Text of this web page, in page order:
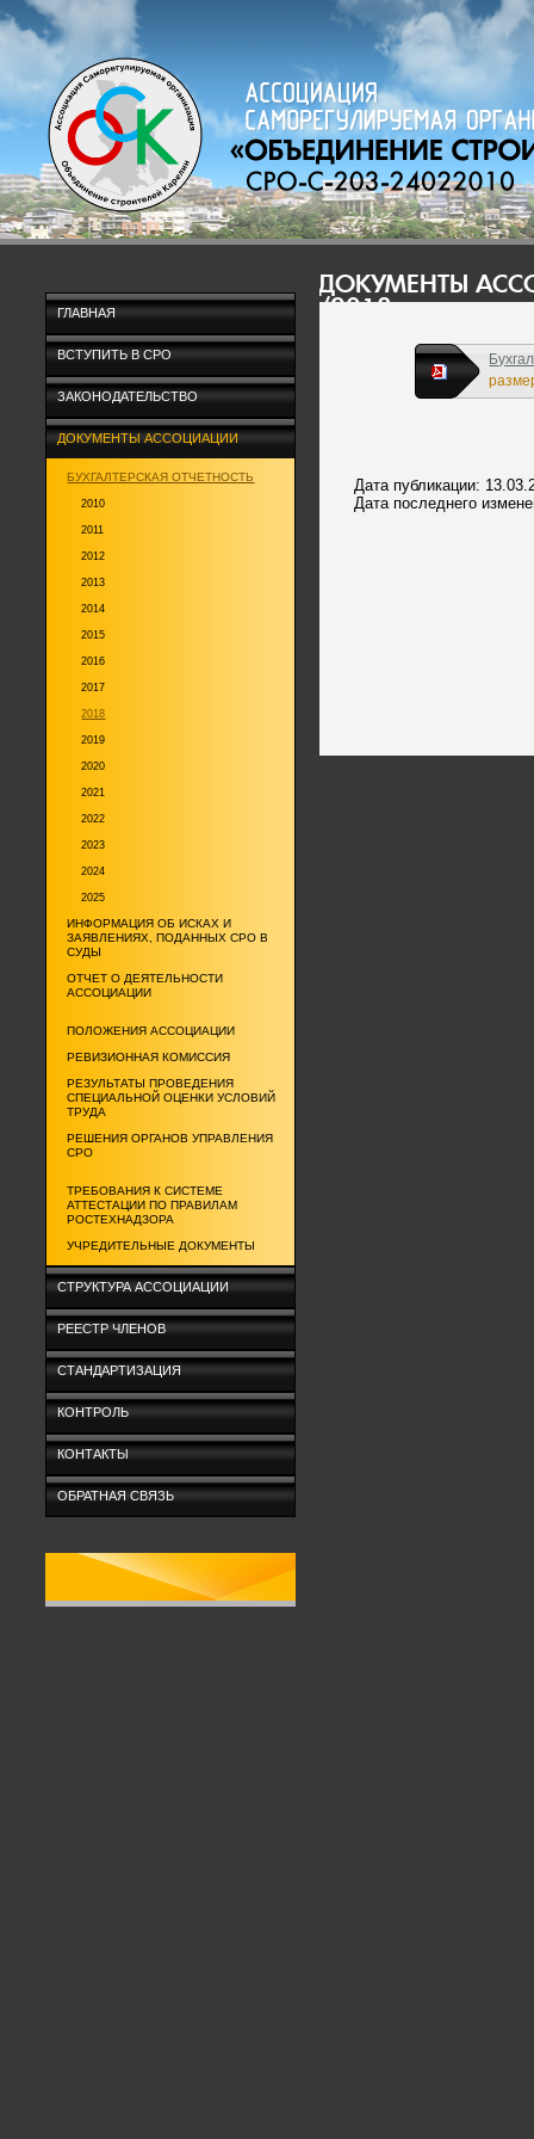
ГЛАВНАЯ
ВСТУПИТЬ В СРО
ЗАКОНОДАТЕЛЬСТВО
ДОКУМЕНТЫ АССОЦИАЦИИ
БУХГАЛТЕРСКАЯ ОТЧЕТНОСТЬ
2010
2011
2012
2013
2014
2015
2016
2017
2018
2019
2020
2021
2022
2023
2024
2025
ИНФОРМАЦИЯ ОБ ИСКАХ И
ЗАЯВЛЕНИЯХ, ПОДАННЫХ СРО В
СУДЫ
ОТЧЕТ О ДЕЯТЕЛЬНОСТИ
АССОЦИАЦИИ
ПОЛОЖЕНИЯ АССОЦИАЦИИ
РЕВИЗИОННАЯ КОМИССИЯ
РЕЗУЛЬТАТЫ ПРОВЕДЕНИЯ
СПЕЦИАЛЬНОЙ ОЦЕНКИ УСЛОВИЙ
ТРУДА
РЕШЕНИЯ ОРГАНОВ УПРАВЛЕНИЯ
СРО
ТРЕБОВАНИЯ К СИСТЕМЕ
АТТЕСТАЦИИ ПО ПРАВИЛАМ
РОСТЕХНАДЗОРА
УЧРЕДИТЕЛЬНЫЕ ДОКУМЕНТЫ
СТРУКТУРА АССОЦИАЦИИ
РЕЕСТР ЧЛЕНОВ
СТАНДАРТИЗАЦИЯ
КОНТРОЛЬ
КОНТАКТЫ
ОБРАТНАЯ СВЯЗЬ
ДОКУМЕНТЫ
/2018
Дата публикации:
Дата последнего